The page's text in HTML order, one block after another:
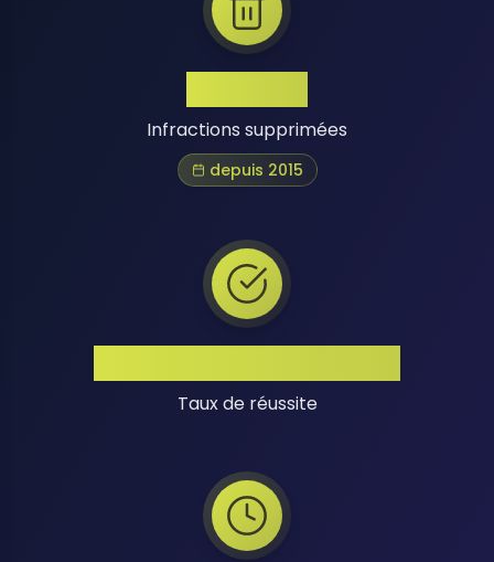
Infractions supprimées
depuis 2015
Taux de réussite